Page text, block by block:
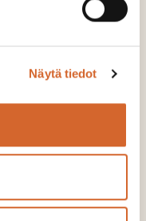
Näytä tiedot